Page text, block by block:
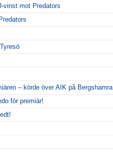
vinst mot Predators
– körde över AIK på Bergshamra
för premiär!